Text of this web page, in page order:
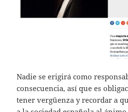
Nadie se erigirá como
consecuencia, así que es
tener vergüenza y recordar a